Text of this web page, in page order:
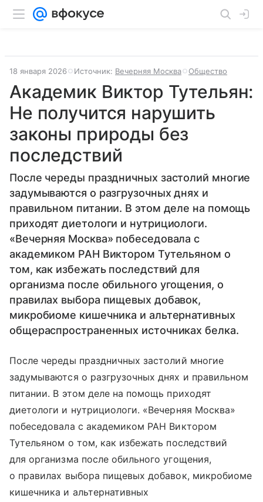
18 января 2026 Источник: Вечерняя Москва Общество
Академик Виктор Тутельян:
Не получится нарушить
законы природы без
последствий
После череды праздничных застолий многие
задумываются о разгрузочных днях и
правильном питании. В этом деле на помощь
приходят диетологи и нутрициологи.
«Вечерняя Москва» побеседовала с
академиком РАН Виктором Тутельяном о
том, как избежать последствий для
организма после обильного угощения, о
правилах выбора пищевых добавок,
микробиоме кишечника и альтернативных
общераспространенных источниках белка.
После череды праздничных застолий многие
задумываются о разгрузочных днях и правильном
питании. В этом деле на помощь приходят
диетологи и нутрициологи. «Вечерняя Москва»
побеседовала с академиком РАН Виктором
Тутельяном о том, как избежать последствий
для организма после обильного угощения,
о правилах выбора пищевых добавок, микробиоме
кишечника и альтернативных